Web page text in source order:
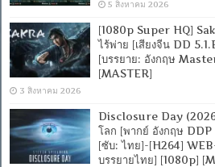
5 สิงหาคม 2026
[1080p Super HQ]
ไร้พ่าย [เสียงจีน DD
[บรรยาย: อังกฤษ
[MASTER]
3 สิงหาคม 2026
Disclosure Day
โลก [พากย์ อังกฤษ
[ซับ: ไทย]-[H264]
บรรยายไทย] [1080p]